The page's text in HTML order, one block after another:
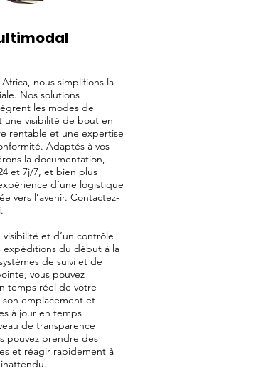
Africa, nous simplifions la
Nos solutions
les modes de
une visibilité de bout en
rentable et une expertise
Adaptés à vos
la documentation,
et 7j/7, et bien plus
d’une logistique
vers l’avenir. Contactez-
visibilité et d’un contrôle
expéditions du début à la
de suivi et de
vous pouvez
temps réel de votre
son emplacement et
à jour en temps
de transparence
pouvez prendre des
et réagir rapidement à